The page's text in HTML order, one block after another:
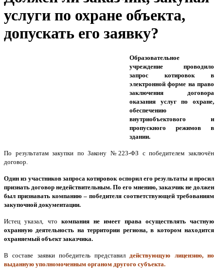
услуги по охране объекта,
допускать его заявку?
Образовательное
учреждение проводило
запрос котировок в
электронной форме на право
заключения договора
оказания услуг по охране,
обеспечению
внутриобъектового и
пропускного режимов в
здании.
По результатам закупки по Закону №223-ФЗ с победителем заключён
договор.
Один из участников запроса котировок оспорил его результаты и просил
признать договор недействительным. По его мнению, заказчик не должен
был признавать компанию – победителя соответствующей требованиям
закупочной документации.
Истец указал, что компания не имеет права осуществлять частную
охранную деятельность на территории региона, в котором находится
охраняемый объект заказчика.
В составе заявки победитель представил действующую лицензию, но
выданную уполномоченным органом другого субъекта.